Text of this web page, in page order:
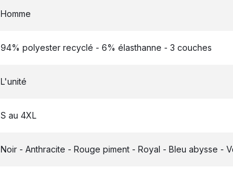
Homme
94% polyester recyclé - 6% élasthanne - 3 couches
L'unité
S au 4XL
Noir - Anthracite - Rouge piment - Royal - Bleu abysse -